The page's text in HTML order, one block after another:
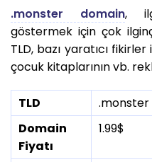
.monster domain,
göstermek için çok
TLD, bazı yaratıcı
çocuk kitaplarının vb.
TLD
.monster
Domain
Fiyatı
1.99$